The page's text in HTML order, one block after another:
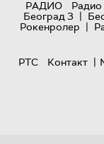
РАДИО
Радио
Београд 3 |
Рокенролер |
РТС
Контакт |